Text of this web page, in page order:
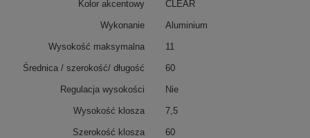
Kolor akcentowy CLEAR
Wykonanie Aluminium
Wysokość maksymalna 11
Średnica / szerokość/ długość 60
Regulacja wysokości Nie
Wysokość klosza 7,5
Szerokość klosza 60